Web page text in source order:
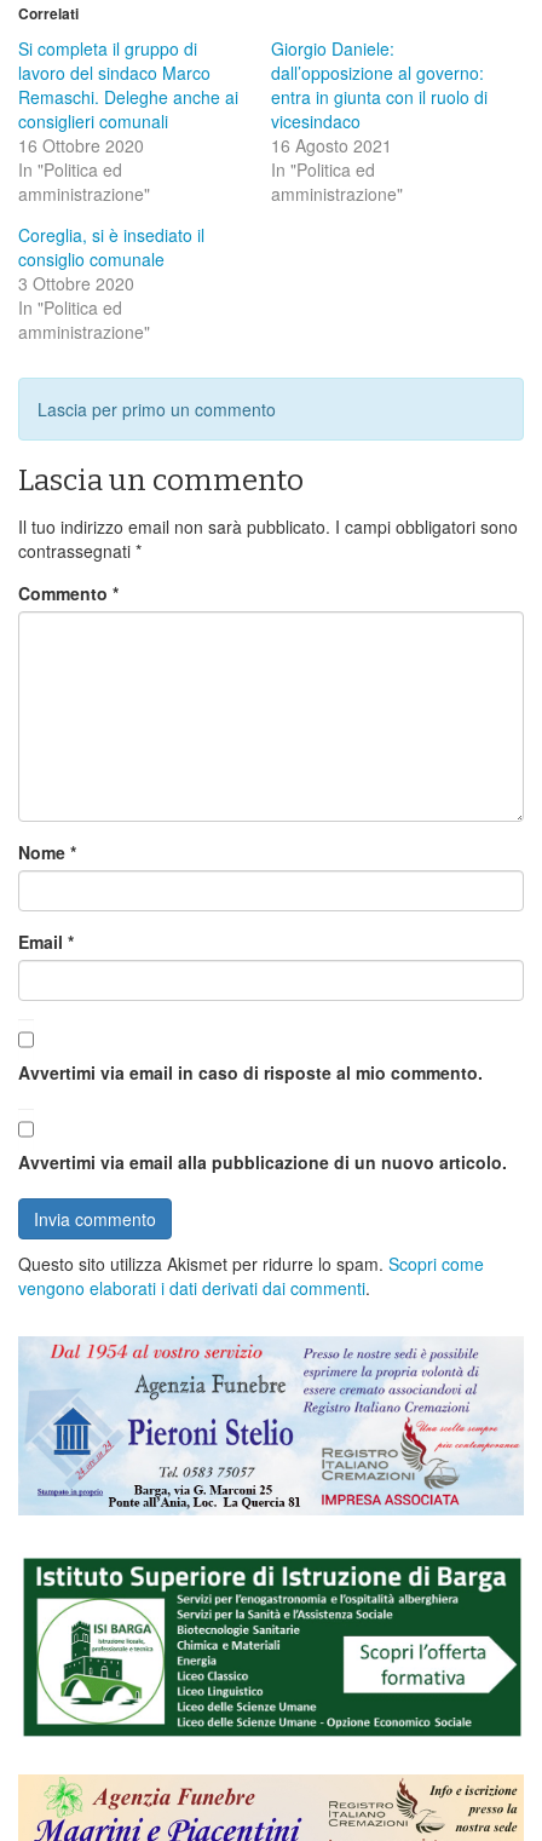
Correlati
Si completa il gruppo di
lavoro del sindaco Marco
Remaschi. Deleghe anche ai
consiglieri comunali
16 Ottobre 2020
In "Politica ed
amministrazione"
Giorgio Daniele:
dall’opposizione al governo:
entra in giunta con il ruolo di
vicesindaco
16 Agosto 2021
In "Politica ed
amministrazione"
Coreglia, si è insediato il
consiglio comunale
3 Ottobre 2020
In "Politica ed
amministrazione"
Lascia per primo un commento
Lascia un commento
Il tuo indirizzo email non sarà pubblicato. I campi obbligatori sono
contrassegnati *
Commento *
Nome *
Email *
Avvertimi via email in caso di risposte al mio commento.
Avvertimi via email alla pubblicazione di un nuovo articolo.
Questo sito utilizza Akismet per ridurre lo spam. Scopri come
vengono elaborati i dati derivati dai commenti.